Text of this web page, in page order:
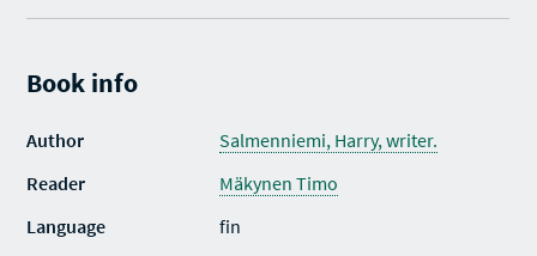
Book info
Author
Salmenniemi, Harry, writer.
Reader
Mäkynen Timo
Language
fin